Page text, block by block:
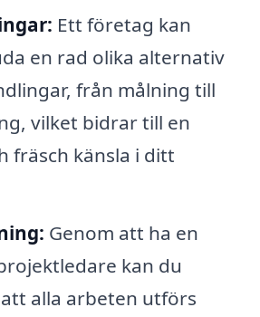
Ett företag kan
en rad olika alternativ
från målning till
vilket bidrar till en
fräsch känsla i ditt
Genom att ha en
kan du
alla arbeten utförs